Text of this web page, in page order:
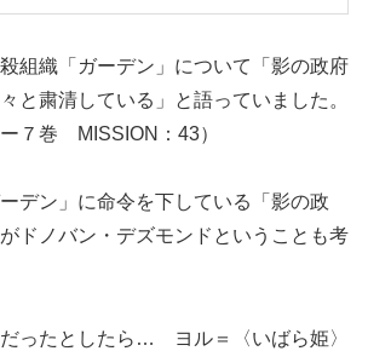
組織「ガーデン」について「影の政府
と粛清している」と語っていました。
ー７巻 MISSION：43）
デン」に命令を下している「影の政
ドノバン・デズモンドということも考
ったとしたら… ヨル＝〈いばら姫〉